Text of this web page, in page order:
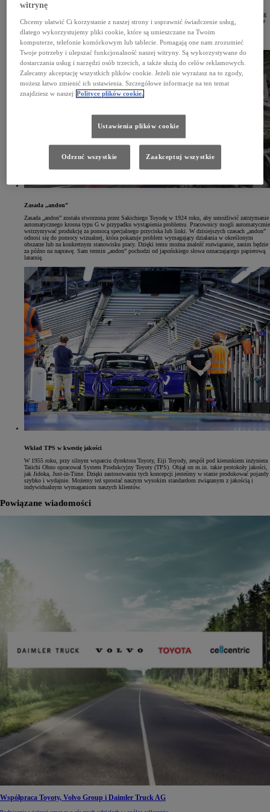
W 1969 roku Toyota wprowadziła w Japonii system wycofywania pojazdów. Przeprowadzono szereg
akcji reklamowych w gazetach, aby pokazać, że klienci są dla Toyoty najważniejsi. To zobowiązanie
jest dziś tak samo aktualne, jak było wtedy. Gromadzenie informacji i analiza opinii klientów
pomaga nam w planowaniu nowych produktów, podnoszeniu standardów jakości oraz ulepszaniu
sposobu pracy i świadczonych usług.
Zasada „andon”
Zasada „andon” została stworzona przez Sakichiego Toyodę w 1924 roku, aby umożliwić zatrzymanie
automatycznego krosna typu G w przypadku wystąpienia problemu. Pracownicy mogli automatycznie
wstrzymywać produkcję za pomocą specjalnego przyciska lub linki. W dzisiejszych czasach „andon”
odnosi się do pomocy wizualnej, która pokazuje problem wymagający działania w określonym
obszarze lub na konkretnym stanowisku pracy. Dzięki temu można znaleźć rozwiązanie, zanim będzie
za późno na naprawę. Sam termin „andon” pochodzi od japońskiego słowa oznaczającego papierową
latarnię.
Wkład TPS w kwestię jakości
W 1955 roku, przy silnym wsparciu dyrektora Toyoty, Eiji Toyody, zespół pod kierunkiem inżyniera
Taiichi Ohno opracował System Produkcyjny Toyoty (TPS). Objął on m.in. takie protokoły jakości,
jak Jidoka, Just-in-Time. Dzięki zastosowaniu tych koncepcji jesteśmy w stanie produkować pojazdy
szybko i wydajnie. Możemy też sprostać naszym wysokim standardom związanym z jakością i
indywidualnym wymaganiom naszych klientów.
Powiązane wiadomości
Współpraca Toyoty, Volvo Group i Daimler Truck AG
witrynę
Chcemy ułatwić Ci korzystanie z naszej strony i usprawnić świadczenie usług,
dlatego wykorzystujemy pliki cookie, które są umieszczane na Twoim
komputerze, telefonie komórkowym lub tablecie. Pomagają one nam zrozumieć
Twoje potrzeby i ulepszać funkcjonalność naszej witryny. Są wykorzystywane do
dostarczania usług i narzędzi osób trzecich, a także służą do celów reklamowych.
Zalecamy akceptację wszystkich plików cookie. Jeżeli nie wyrażasz na to zgody,
możesz łatwo zmienić ich ustawienia. Szczegółowe informacje na ten temat
znajdziesz w naszej Polityce plików cookie.
Ustawienia plików cookie
Odrzuć wszystkie Zaakceptuj wszystkie